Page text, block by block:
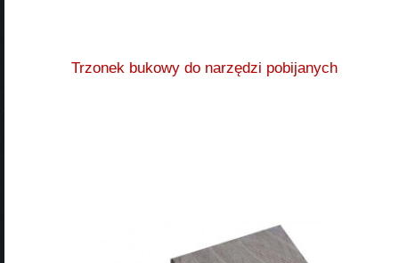
Trzonek bukowy do narzędzi pobijanych